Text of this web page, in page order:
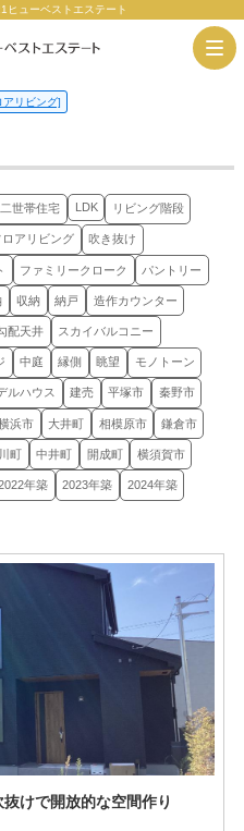
ヒューベストエステート
リビング]
二世帯住宅 LDK リビング階段
ロアリビング 吹き抜け
ファミリークローク パントリー
収納 納戸 造作カウンター
配天井 スカイバルコニー
中庭 縁側 眺望 モノトーン
ルハウス 建売 平塚市 秦野市
浜市 大井町 相模原市 鎌倉市
町 中井町 開成町 横須賀市
年築 2023年築 2024年築
けで開放的な空間作り